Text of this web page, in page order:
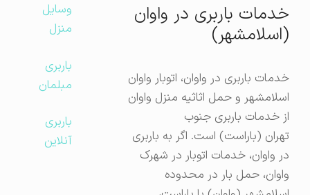
خدمات باربری در واوان
(اسلامشهر)
خدمات باربری در واوان، اتوبار واوان
اسلامشهر و حمل اثاثیه منزل واوان
از خدمات باربری جنوب
تهران (باراست) است. اگر به باربری
در واوان، خدمات اتوبار در شهرک
واوان، حمل بار در محدوده
وسایل
منزل
باربری
مبلمان
باربری
آنلاین